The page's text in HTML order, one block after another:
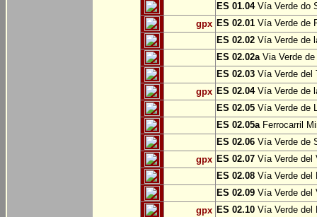
ES 01.04Vía Verde do
gpx ES 02.01 Vía Verde de
ES 02.02 Vía Verde de
ES 02.02aVia Verde de
ES 02.03 Vía Verde del
gpx ES 02.04Vía Verde de
ES 02.05 Vía Verde de
ES 02.05aFerrocarril
ES 02.06 Vía Verde de
gpx ES 02.07 Vía Verde del
ES 02.08 Vía Verde del
ES 02.09 Vía Verde del
gpx ES 02.10 Vía Verde del